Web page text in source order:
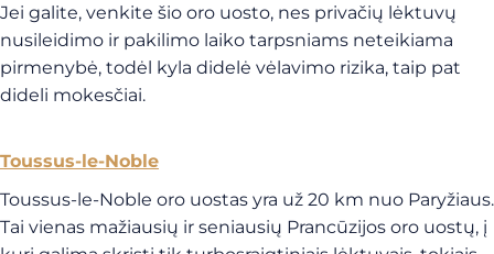
Jei galite, venkite šio oro uosto, nes privačių lėktuvų
nusileidimo ir pakilimo laiko tarpsniams neteikiama
pirmenybė, todėl kyla didelė vėlavimo rizika, taip pat
dideli mokesčiai.
Toussus-le-Noble
Toussus-le-Noble oro uostas yra už 20 km nuo Paryžiaus.
Tai vienas mažiausių ir seniausių Prancūzijos oro uostų, į